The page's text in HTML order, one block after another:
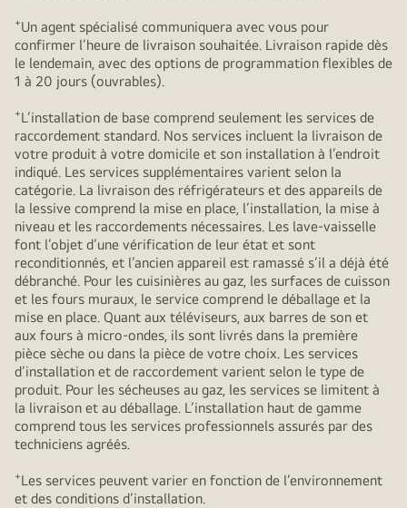
+Un agent spécialisé communiquera avec vous pour
confirmer l’heure de livraison souhaitée. Livraison rapide dès
le lendemain, avec des options de programmation flexibles de
1 à 20 jours (ouvrables).
+L’installation de base comprend seulement les services de
raccordement standard. Nos services incluent la livraison de
votre produit à votre domicile et son installation à l’endroit
indiqué. Les services supplémentaires varient selon la
catégorie. La livraison des réfrigérateurs et des appareils de
la lessive comprend la mise en place, l’installation, la mise à
niveau et les raccordements nécessaires. Les lave-vaisselle
font l’objet d’une vérification de leur état et sont
reconditionnés, et l’ancien appareil est ramassé s’il a déjà été
débranché. Pour les cuisinières au gaz, les surfaces de cuisson
et les fours muraux, le service comprend le déballage et la
mise en place. Quant aux téléviseurs, aux barres de son et
aux fours à micro-ondes, ils sont livrés dans la première
pièce sèche ou dans la pièce de votre choix. Les services
d’installation et de raccordement varient selon le type de
produit. Pour les sécheuses au gaz, les services se limitent à
la livraison et au déballage. L’installation haut de gamme
comprend tous les services professionnels assurés par des
techniciens agréés.
+Les services peuvent varier en fonction de l’environnement
et des conditions d’installation.